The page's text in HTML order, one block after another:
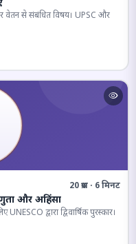
और वेतन से संबंधित विषय। UPSC और
20 प्रश्न · 6 मिनट
और अहिंसा
द्वारा द्विवार्षिक पुरस्कार।